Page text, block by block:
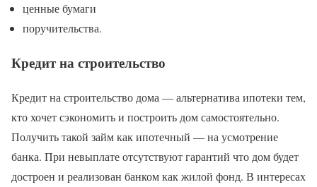
ценные бумаги
поручительства.
Кредит на строительство
Кредит на строительство дома — альтернатива ипотеки тем,
кто хочет сэкономить и построить дом самостоятельно.
Получить такой займ как ипотечный — на усмотрение
банка. При невыплате отсутствуют гарантий что дом будет
достроен и реализован банком как жилой фонд. В интересах